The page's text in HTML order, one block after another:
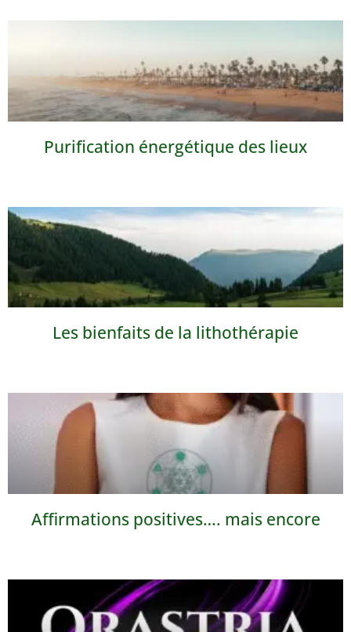
Purification énergétique des lieux
Les bienfaits de la lithothérapie
Affirmations positives…. mais encore